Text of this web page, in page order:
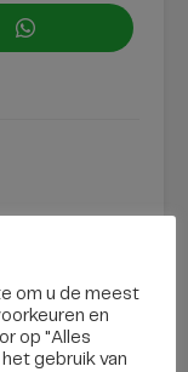
om u de meest
en
op "Alles
gebruik van